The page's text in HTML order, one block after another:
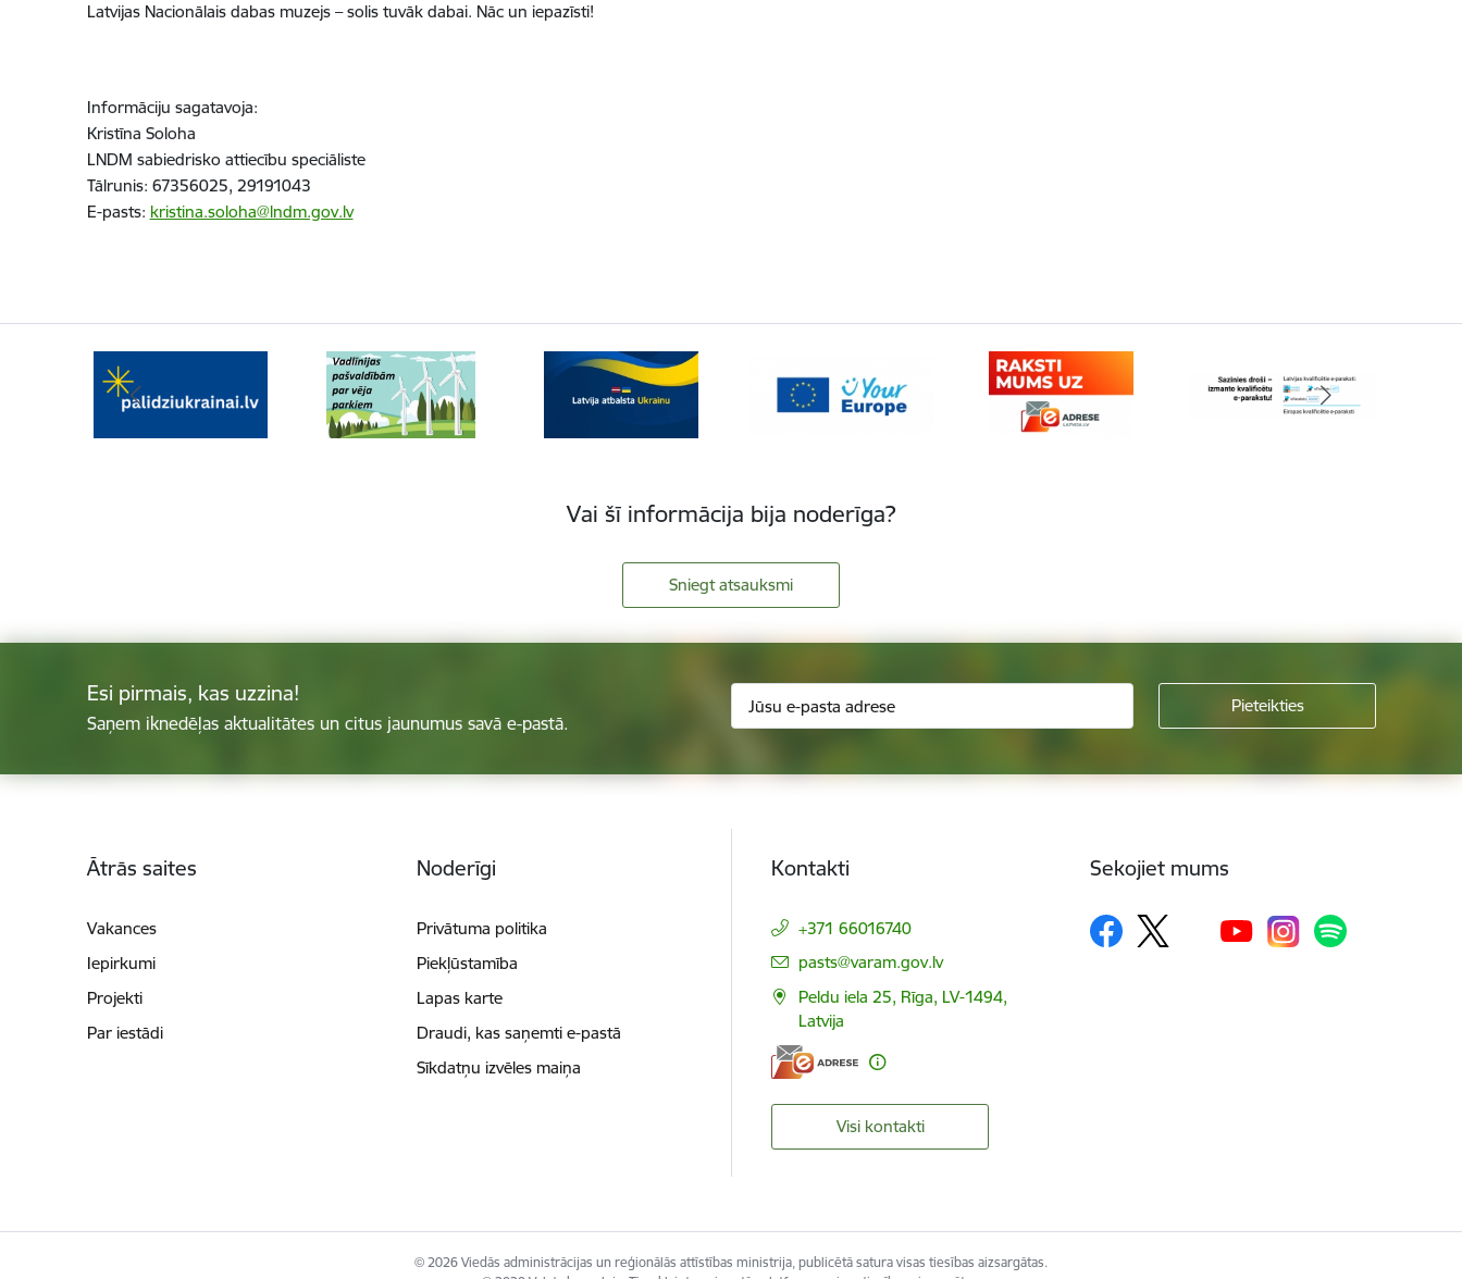
Latvijas Nacionālais dabas muzejs – solis tuvāk dabai. Nāc un iepazīsti!
Informāciju sagatavoja:
Kristīna Soloha
LNDM sabiedrisko attiecību speciāliste
Tālrunis: 67356025, 29191043
E-pasts: kristina.soloha@lndm.gov.lv
Vai šī informācija bija noderīga?
Sniegt atsauksmi
Esi pirmais, kas uzzina!
Saņem iknedēļas aktualitātes un citus jaunumus savā e-pastā.
Ātrās saites
Vakances
Iepirkumi
Projekti
Par iestādi
Noderīgi
Privātuma politika
Piekļūstamība
Lapas karte
Draudi, kas saņemti e-pastā
Sīkdatņu izvēles maiņa
Kontakti
+371 66016740
E-pasts:
pasts@varam.gov.lv
Peldu iela 25, Rīga, LV-1494,
Latvija
Visi kontakti
Sekojiet mums
© 2026 Viedās administrācijas un reģionālās attīstības ministrija, publicētā satura visas tiesības aizsargātas.